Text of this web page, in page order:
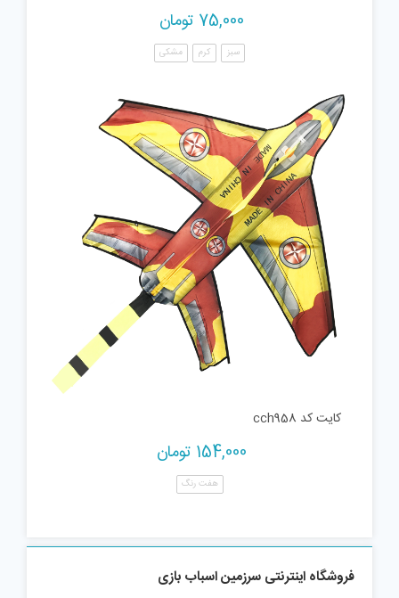
75,000 تومان
سبز کرم مشکی
کایت کد cch958
154,000 تومان
هفت رنگ
فروشگاه اینترنتی سرزمین اسباب بازی